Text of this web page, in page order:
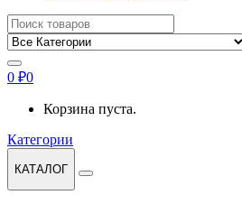
Найти:
0 ₽0
Корзина пуста.
Категории
КАТАЛОГ